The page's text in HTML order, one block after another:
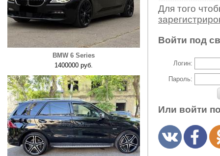
BMW 6 Series
1400000 руб.
Для того
Войти под
Логин:
Пароль:
Или войти